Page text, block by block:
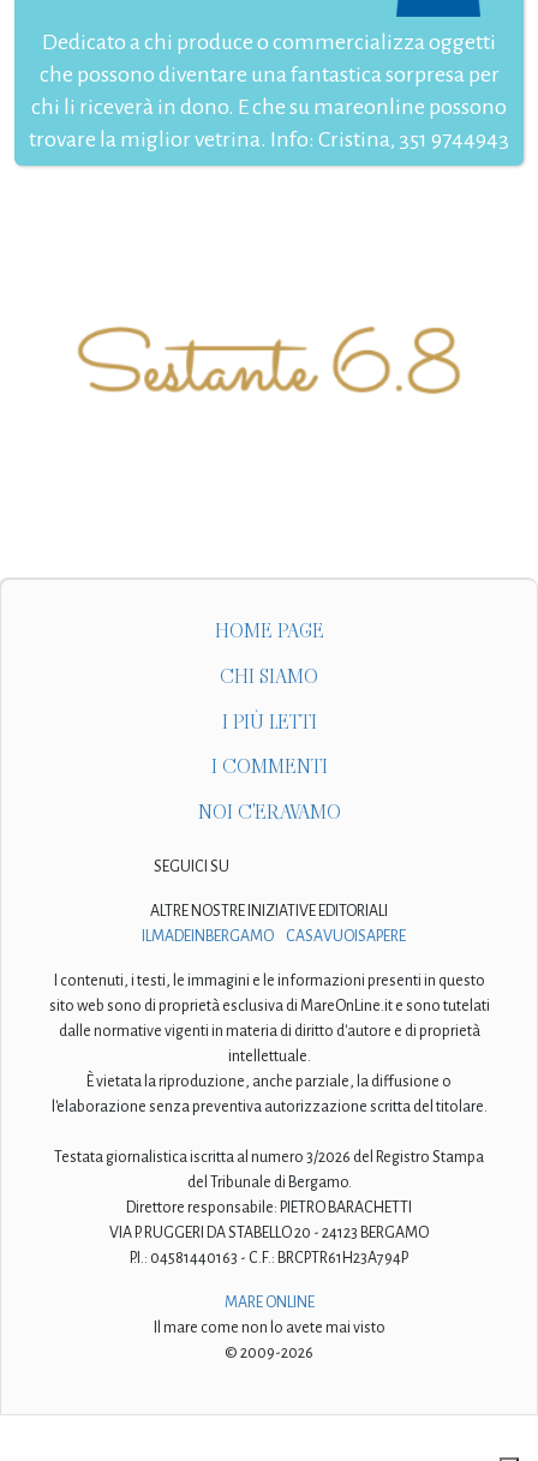
Dedicato a chi produce o commercializza oggetti
che possono diventare una fantastica sorpresa per
chi li riceverà in dono. E che su mareonline possono
trovare la miglior vetrina. Info: Cristina, 351 9744943
HOME PAGE
CHI SIAMO
I PIÙ LETTI
I COMMENTI
NOI C'ERAVAMO
SEGUICI SU
ALTRE NOSTRE INIZIATIVE EDITORIALI
ILMADEINBERGAMO
CASAVUOISAPERE
I contenuti, i testi, le immagini e le informazioni presenti in questo
sito web sono di proprietà esclusiva di MareOnLine.it e sono tutelati
dalle normative vigenti in materia di diritto d'autore e di proprietà
intellettuale.
È vietata la riproduzione, anche parziale, la diffusione o
l'elaborazione senza preventiva autorizzazione scritta del titolare.
Testata giornalistica iscritta al numero 3/2026 del Registro Stampa
del Tribunale di Bergamo.
Direttore responsabile: PIETRO BARACHETTI
VIA P. RUGGERI DA STABELLO 20 - 24123 BERGAMO
P.I.: 04581440163 - C.F.: BRCPTR61H23A794P
MARE ONLINE
Il mare come non lo avete mai visto
© 2009-2026